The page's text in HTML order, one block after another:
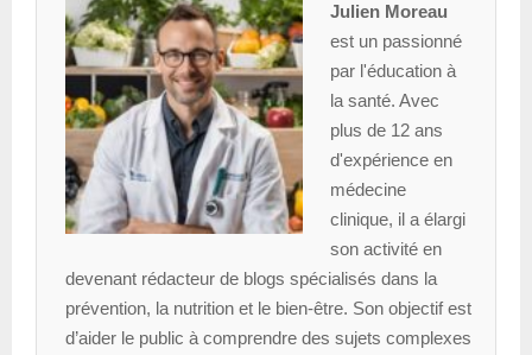
Julien Moreau
est un passionné
par l'éducation à
la santé. Avec
plus de 12 ans
d'expérience en
médecine
clinique, il a élargi
son activité en
devenant rédacteur de blogs spécialisés dans la
prévention, la nutrition et le bien-être. Son objectif est
d’aider le public à comprendre des sujets complexes